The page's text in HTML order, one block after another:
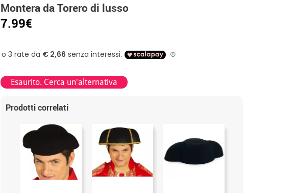
Montera da Torero di lusso
7.99€
Esaurito. Cerca un'alternativa
Prodotti correlati